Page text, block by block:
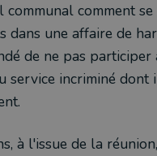
communal comment
dans une affaire de
de ne pas
service incriminé dont
à l'issue de la